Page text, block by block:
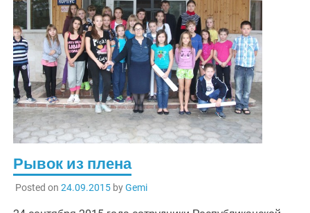
Рывок из плена
Posted on 24.09.2015byGemi